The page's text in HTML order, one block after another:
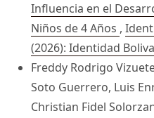
Influencia en el
Niños de 4 Años ,
(2026): Identidad
Freddy Rodrigo
Soto Guerrero, Luis
Christian Fidel